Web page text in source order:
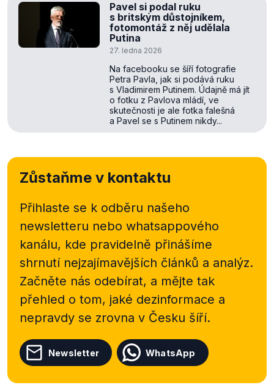
Pavel si podal ruku
s britským důstojníkem,
fotomontáž z něj udělala
Putina
27. ledna 2026
Na facebooku se šíří fotografie
Petra Pavla, jak si podává ruku
s Vladimirem Putinem. Údajně má jít
o fotku z Pavlova mládí, ve
skutečnosti je ale fotka falešná
a Pavel se s Putinem nikdy...
Zůstaňme v kontaktu
Přihlaste se k odběru našeho
newsletteru nebo whatsappového
kanálu, kde pravidelně přinášíme
shrnutí nejzajímavějších článků a analýz.
Začněte nás odebírat, a mějte tak
přehled o tom, jaké dezinformace a
nepravdy se zrovna v Česku šíří.
Newsletter WhatsApp